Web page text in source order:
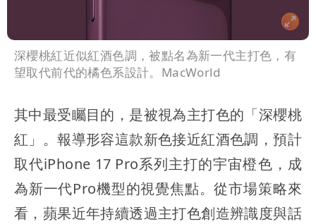
到紫爆」
疑「破百間日租套房」遭罰25萬 業者
說話了
深櫻桃紅近似紅酒色調，被點名為新一代主打色，有
望取代前代的橘色系設計。MacWorld
其中最受矚目的，是被視為主打色的「深櫻桃
紅」。報導形容這款新色接近紅酒色調，預計
取代iPhone 17 Pro系列主打的宇宙橙色，成
為新一代Pro機型的視覺焦點。從市場策略來
看，蘋果近年持續透過主打色創造辨識度與話